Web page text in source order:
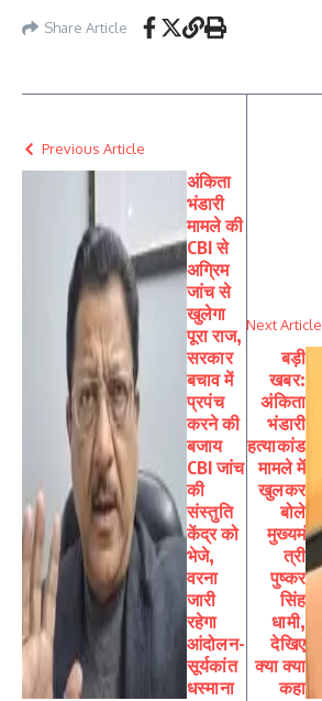
Share Article
Previous Article
अंकिता
भंडारी
मामले की
CBI से
अग्रिम
जांच से
खुलेगा
पूरा राज,
सरकार
बचाव में
प्रपंच
करने की
बजाय
CBI जांच
की
संस्तुति
केंद्र को
भेजे,
वरना
जारी
रहेगा
आंदोलन-
सूर्यकांत
धस्माना
Next Article
बड़ी
खबर:
अंकिता
भंडारी
हत्याकांड
मामले में
खुलकर
बोले
मुख्यमं
त्री
पुष्कर
सिंह
धामी,
देखिए
क्या क्या
कहा